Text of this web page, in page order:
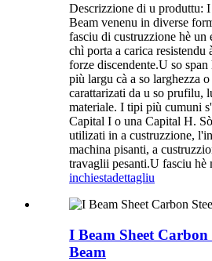
Descrizzione di u produttu:
Beam venenu in diverse
fasciu di custruzzione hè un
chì porta a carica resistendu
forze discendente.U so span
più largu cà a so larghezza
carattarizati da u so prufilu,
materiale. I tipi più cumuni
Capital I o una Capital H.
utilizati in a custruzzione,
machina pisanti, a
travaglii pesanti.U fasciu hè
inchiestadettagliu
I Beam Sheet
Beam